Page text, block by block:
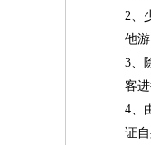
2、
他
3、
客
4、
证